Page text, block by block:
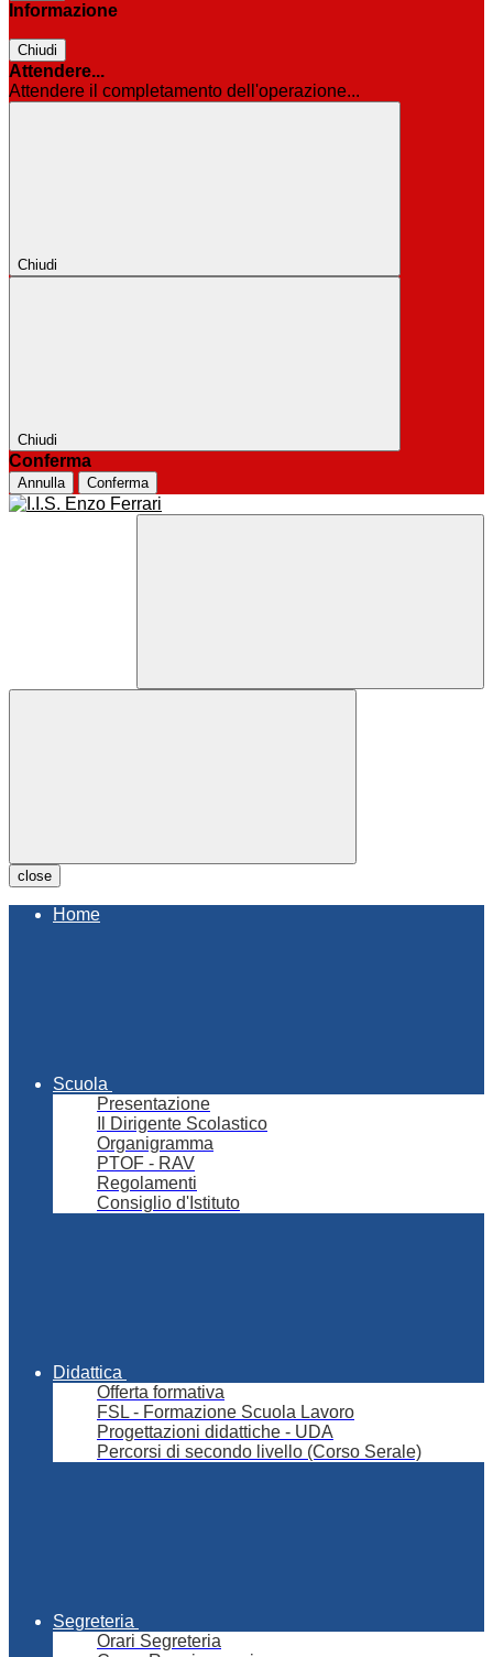
Informazione
Chiudi
Attendere...
Attendere il completamento dell'operazione...
Chiudi
Chiudi
Conferma
Annulla Conferma
close
Home
Scuola
Presentazione
Il Dirigente Scolastico
Organigramma
PTOF - RAV
Regolamenti
Consiglio d'Istituto
Didattica
Offerta formativa
FSL - Formazione Scuola Lavoro
Progettazioni didattiche - UDA
Percorsi di secondo livello (Corso Serale)
Segreteria
Orari Segreteria